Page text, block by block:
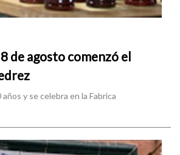
de agosto comenzó el
y se celebra en la Fabrica